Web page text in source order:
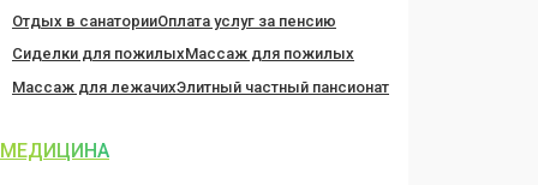
Отдых в санаторииОплата услуг за пенсию
Сиделки для пожилыхМассаж для пожилых
Массаж для лежачихЭлитный частный пансионат
МЕДИЦИНА